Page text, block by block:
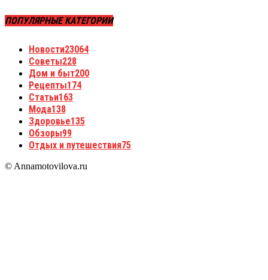
ПОПУЛЯРНЫЕ КАТЕГОРИИ
Новости23064
Советы228
Дом и быт200
Рецепты174
Статьи163
Мода138
Здоровье135
Обзоры99
Отдых и путешествия75
© Annamotovilova.ru